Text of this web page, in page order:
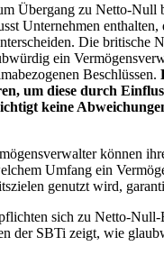
Übergang zu Netto-Null
Unternehmen
Die
ein
Beschlüssen.
um diese durch
keine
können
Umfang ein
genutzt wird,
sich zu Netto-
der SBTi zeigt, wie